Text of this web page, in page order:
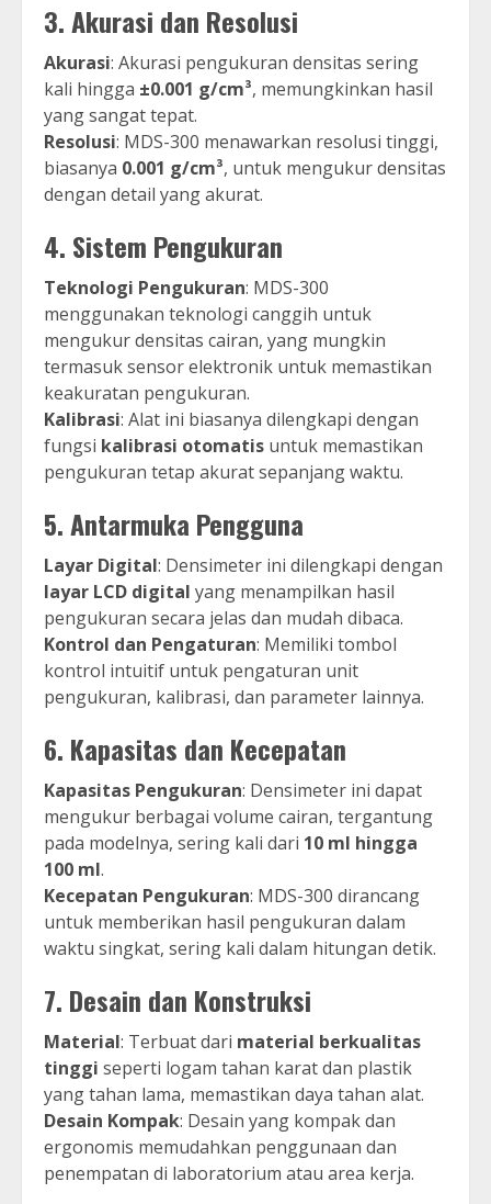
3.Akurasi dan Resolusi
Akurasi: Akurasi pengukuran densitas sering
kali hingga ±0.001 g/cm³, memungkinkan hasil
yang sangat tepat.
Resolusi: MDS-300 menawarkan resolusi tinggi,
biasanya 0.001 g/cm³, untuk mengukur densitas
dengan detail yang akurat.
4. Sistem Pengukuran
Teknologi Pengukuran: MDS-300
menggunakan teknologi canggih untuk
mengukur densitas cairan, yang mungkin
termasuk sensor elektronik untuk memastikan
keakuratan pengukuran.
Kalibrasi: Alat ini biasanya dilengkapi dengan
fungsi kalibrasi otomatis untuk memastikan
pengukuran tetap akurat sepanjang waktu.
5.Antarmuka Pengguna
Layar Digital: Densimeter ini dilengkapi dengan
layar LCD digital yang menampilkan hasil
pengukuran secara jelas dan mudah dibaca.
Kontrol dan Pengaturan: Memiliki tombol
kontrol intuitif untuk pengaturan unit
pengukuran, kalibrasi, dan parameter lainnya.
6. Kapasitas dan Kecepatan
Kapasitas Pengukuran: Densimeter ini dapat
mengukur berbagai volume cairan, tergantung
pada modelnya, sering kali dari 10 ml hingga
100 ml.
Kecepatan Pengukuran: MDS-300 dirancang
untuk memberikan hasil pengukuran dalam
waktu singkat, sering kali dalam hitungan detik.
7. Desain dan Konstruksi
Material: Terbuat dari material berkualitas
tinggi seperti logam tahan karat dan plastik
yang tahan lama, memastikan daya tahan alat.
Desain Kompak: Desain yang kompak dan
ergonomis memudahkan penggunaan dan
penempatan di laboratorium atau area kerja.